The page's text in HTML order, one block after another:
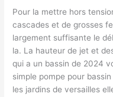
Pour la mettre hors
cascades et de grosses
largement suffisante le
la. La hauteur de jet et
qui a un bassin de 2024
simple pompe pour
les jardins de versailles